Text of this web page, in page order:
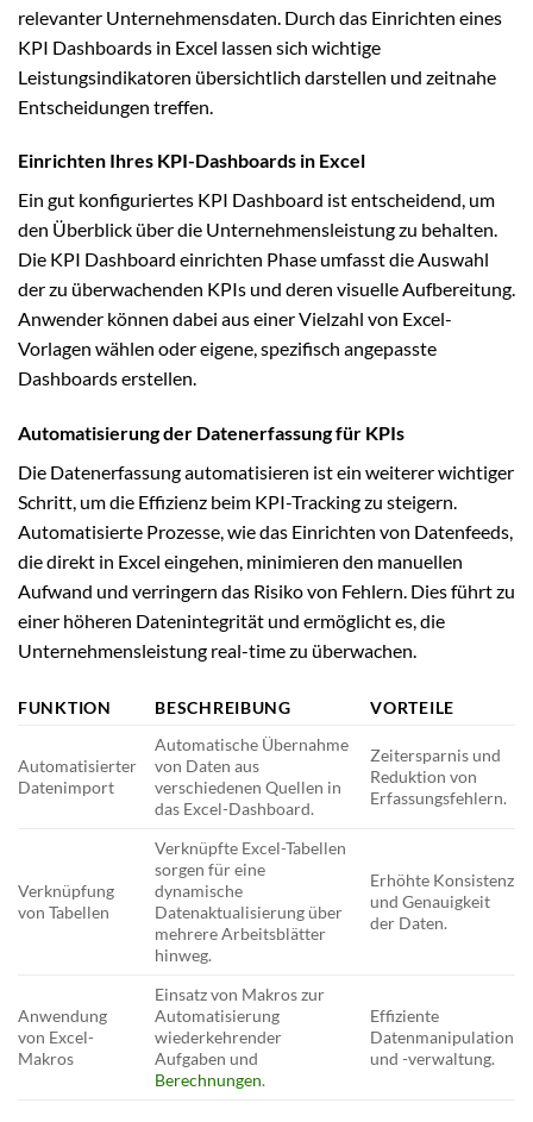
relevanter Unternehmensdaten. Durch das Einrichten eines
KPI Dashboards in Excel lassen sich wichtige
Leistungsindikatoren übersichtlich darstellen und zeitnahe
Entscheidungen treffen.
Einrichten Ihres KPI-Dashboards in Excel
Ein gut konfiguriertes KPI Dashboard ist entscheidend, um
den Überblick über die Unternehmensleistung zu behalten.
Die KPI Dashboard einrichten Phase umfasst die Auswahl
der zu überwachenden KPIs und deren visuelle Aufbereitung.
Anwender können dabei aus einer Vielzahl von Excel-
Vorlagen wählen oder eigene, spezifisch angepasste
Dashboards erstellen.
Automatisierung der Datenerfassung für KPIs
Die Datenerfassung automatisieren ist ein weiterer wichtiger
Schritt, um die Effizienz beim KPI-Tracking zu steigern.
Automatisierte Prozesse, wie das Einrichten von Datenfeeds,
die direkt in Excel eingehen, minimieren den manuellen
Aufwand und verringern das Risiko von Fehlern. Dies führt zu
einer höheren Datenintegrität und ermöglicht es, die
Unternehmensleistung real-time zu überwachen.
FUNKTION BESCHREIBUNG VORTEILE
Automatisierter
Datenimport
Automatische Übernahme
von Daten aus
verschiedenen Quellen in
das Excel-Dashboard.
Zeitersparnis und
Reduktion von
Erfassungsfehlern.
Verknüpfung
von Tabellen
Verknüpfte Excel-Tabellen
sorgen für eine
dynamische
Datenaktualisierung über
mehrere Arbeitsblätter
hinweg.
Erhöhte Konsistenz
und Genauigkeit
der Daten.
Anwendung
von Excel-
Makros
Einsatz von Makros zur
Automatisierung
wiederkehrender
Aufgaben und
Berechnungen.
Effiziente
Datenmanipulation
und -verwaltung.